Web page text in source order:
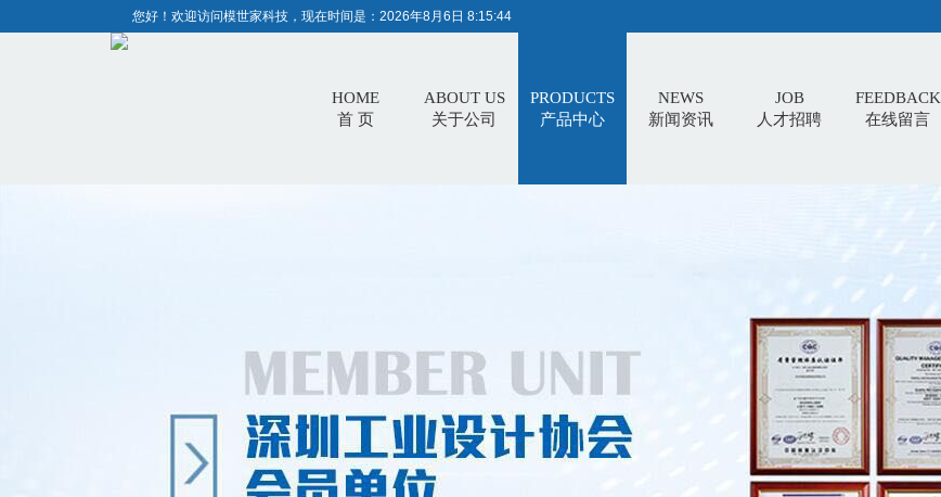
您好！欢迎访问模世家科技，现在时间是： 2026年8月6日 8:15:44
HOME
首 页
ABOUT US
关于公司
PRODUCTS
产品中心
NEWS
新闻资讯
JOB
人才招聘
FEEDBACK
在线留言